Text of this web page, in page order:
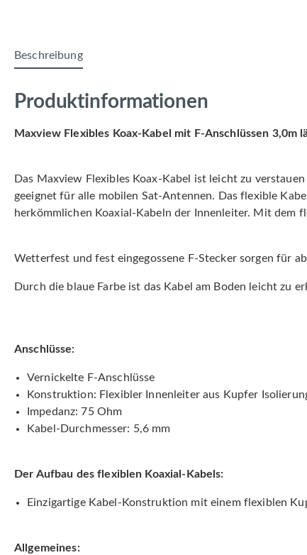
Beschreibung
Produktinformationen
Maxview Flexibles Koax-Kabel mit F-Anschlüssen 3,0m
Das Maxview Flexibles Koax-Kabel ist leicht zu
geeignet für alle mobilen Sat-Antennen. Das flexible
herkömmlichen Koaxial-Kabeln der Innenleiter. Mit dem
Wetterfest und fest eingegossene F-Stecker sorgen für
Durch die blaue Farbe ist das Kabel am Boden leicht zu
Anschlüsse:
Vernickelte F-Anschlüsse
Konstruktion: Flexibler Innenleiter aus Kupfer
Impedanz: 75 Ohm
Kabel-Durchmesser: 5,6 mm
Der Aufbau des flexiblen Koaxial-Kabels:
Einzigartige Kabel-Konstruktion mit einem flexiblen
Allgemeines: